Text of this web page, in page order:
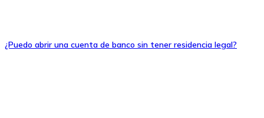
¿Puedo abrir una cuenta de banco sin tener residencia legal?